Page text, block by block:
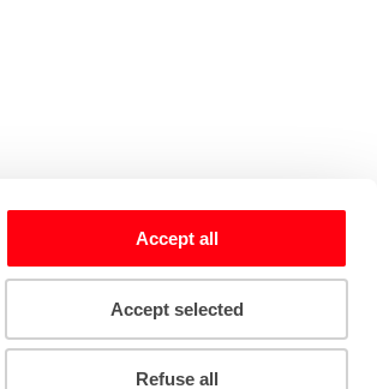
Accept all
Accept selected
Refuse all